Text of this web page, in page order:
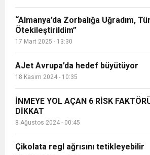
“Almanya’da Zorbalığa Uğradım,
Ötekileştirildim”
17 Mart 2025 - 13:30
AJet Avrupa’da hedef büyütüyor
18 Kasım 2024 - 10:35
İNMEYE YOL AÇAN 6 RİSK
DİKKAT
8 Ağustos 2024 - 00:45
Çikolata regl ağrısını tetikleyebilir